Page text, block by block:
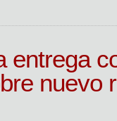
entrega
nuevo